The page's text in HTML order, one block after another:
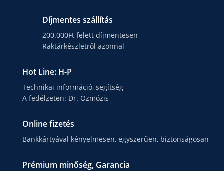
Díjmentes szállítás
200.000Ft felett díjmentesen
Raktárkészletről azonnal
Hot Line: H-P
Technikai információ, segítség
A fedélzeten: Dr. Ozmózis
Online fizetés
Bankkártyával kényelmesen, egyszerűen, biztonságosan
Prémium minőség, Garancia